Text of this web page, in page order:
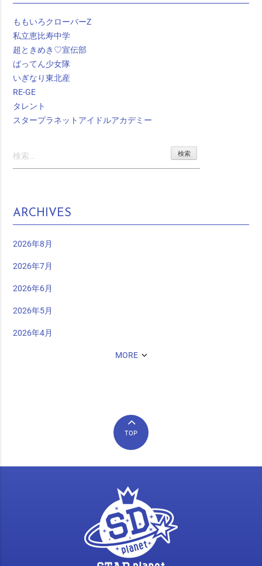
ももいろクローバーZ
私立恵比寿中学
超ときめき♡宣伝部
ばってん少女隊
いぎなり東北産
RE-GE
タレント
スタープラネットアイドルアカデミー
索:
ARCHIVES
2026年8月
2026年7月
2026年6月
2026年5月
2026年4月
MORE
TOP